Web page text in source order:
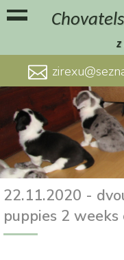
z
22.11.2020 -
puppies 2 weeks